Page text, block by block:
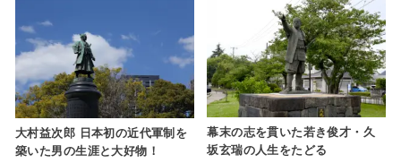
大村益次郎 日本初の近代軍制を
築いた男の生涯と大好物！
幕末の志を貫いた若き俊才・久
坂玄瑞の人生をたどる